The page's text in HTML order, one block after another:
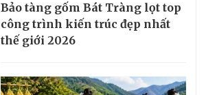
Bảo tàng gốm Bát Tràng lọt top
công trình kiến trúc đẹp nhất
thế giới 2026